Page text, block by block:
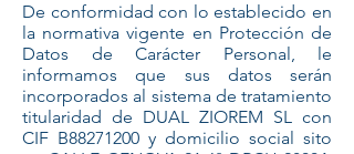
De conformidad con lo establecido en
la normativa vigente en Protección de
Datos de Carácter Personal, le
informamos que sus datos serán
incorporados al sistema de tratamiento
titularidad de DUAL ZIOREM SL con
CIF B88271200 y domicilio social sito